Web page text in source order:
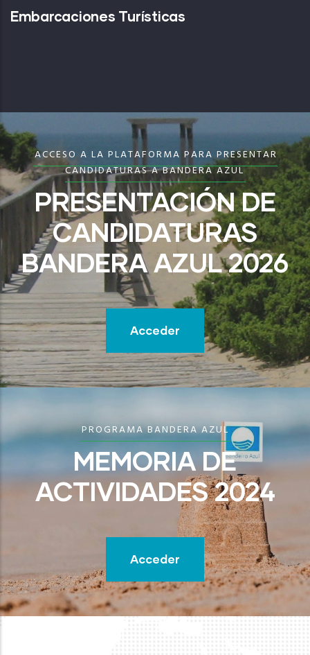
Embarcaciones Turísticas
ACCESO A LA PLATAFORMA PARA PRESENTAR
CANDIDATURAS A BANDERA AZUL
PRESENTACIÓN DE
CANDIDATURAS
BANDERA AZUL 2026
Acceder
PROGRAMA BANDERA AZUL
MEMORIA DE
ACTIVIDADES 2024
Acceder